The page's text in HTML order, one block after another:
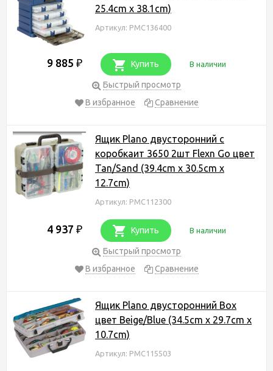
25.4cm x 38.1cm)
Артикул: PMC136400
9 885 ₽ Купить В наличии
Быстрый просмотр
В избранное
Сравнение
Ящик Plano двусторонний с
коробкаит 3650 2шт Flexn Go цвет
Tan/Sand (39.4cm x 30.5cm x
12.7cm)
Артикул: PMC112300
4 937 ₽ Купить В наличии
Быстрый просмотр
В избранное
Сравнение
Ящик Plano двусторонний Box
цвет Beige/Blue (34.5cm x 29.7cm x
10.7cm)
Артикул: PMC115503